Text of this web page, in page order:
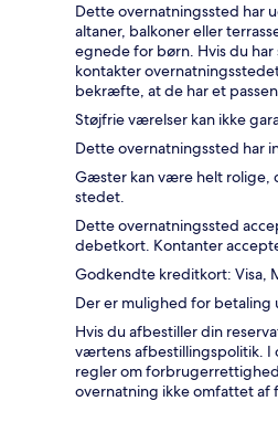
Dette overnatningssted har
altaner, balkoner eller
egnede for børn. Hvis du
kontakter
bekræfte, at de har et
Støjfrie værelser kan ikke
Dette overnatningssted har
Gæster kan være helt rolige,
stedet.
Dette overnatningssted
debetkort. Kontanter
Godkendte kreditkort: Visa,
Der er mulighed for betaling
Hvis du afbestiller din
værtens afbestillingspolitik. I
regler om
overnatning ikke omfattet af